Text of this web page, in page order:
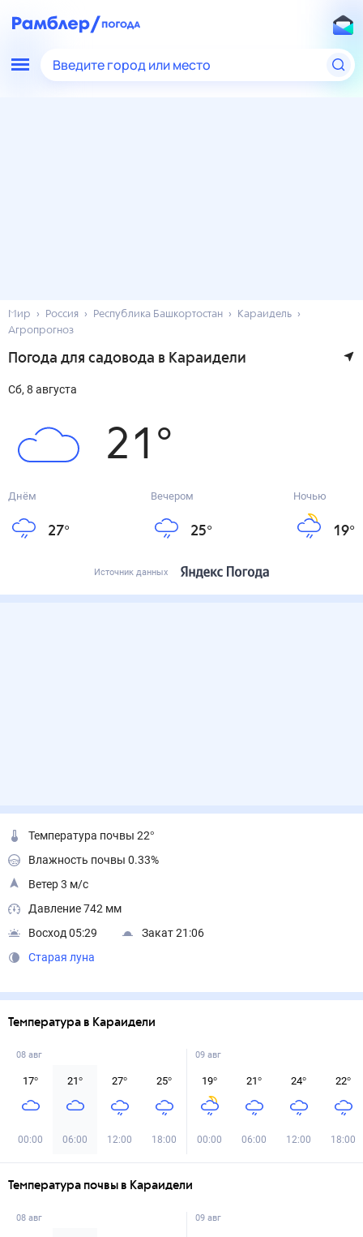
Введите город или место
Мир Россия Республика Башкортостан
Караидель
Агропрогноз
Погода для садовода в Караидели
сб, 8 августа
21 °
Днём
27°
Вечером
25°
Ночью
19°
Источник данных
Температура почвы 22°
Влажность почвы 0.33%
Ветер 3 м/с
Давление 742 мм
Восход 05:29
Закат 21:06
Старая луна
Температура в Караидели
08 авг
17°
00:00
21°
06:00
27°
12:00
25°
18:00
09 авг
19°
00:00
21°
06:00
24°
12:00
22°
18:00
Температура почвы в Караидели
08 авг 09 авг